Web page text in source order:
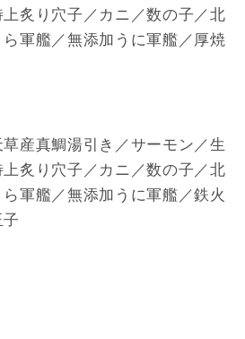
炙り穴子／カニ／数の子／北
軍艦／無添加うに軍艦／厚焼
産真鯛湯引き／サーモン／生
炙り穴子／カニ／数の子／北
軍艦／無添加うに軍艦／鉄火